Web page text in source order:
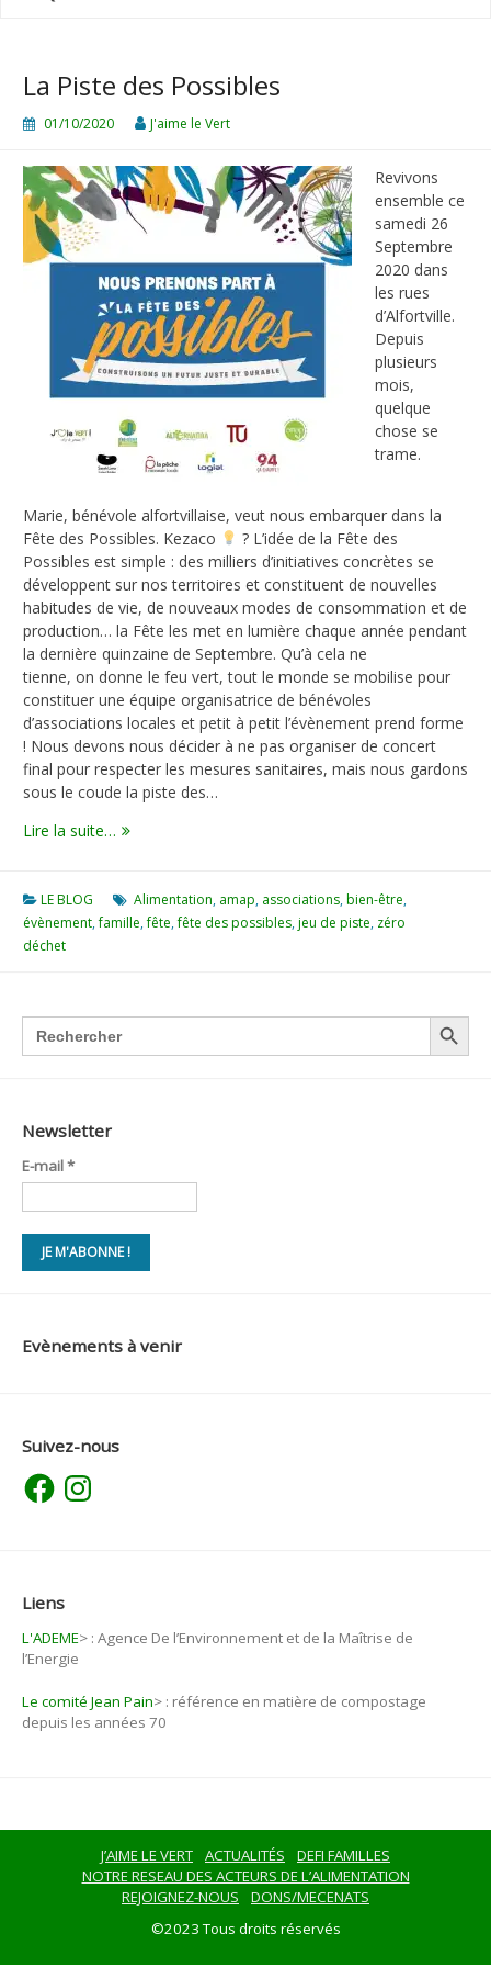
La Piste des Possibles
01/10/2020 J'aime le Vert
Revivons
ensemble ce
samedi 26
Septembre
2020 dans
les rues
d’Alfortville.
Depuis
plusieurs
mois,
quelque
chose se
trame.
Marie, bénévole alfortvillaise, veut nous embarquer dans la
Fête des Possibles. Kezaco
? L’idée de la Fête des
Possibles est simple : des milliers d’initiatives concrètes se
développent sur nos territoires et constituent de nouvelles
habitudes de vie, de nouveaux modes de consommation et de
production… la Fête les met en lumière chaque année pendant
la dernière quinzaine de Septembre. Qu’à cela ne
tienne, on donne le feu vert, tout le monde se mobilise pour
constituer une équipe organisatrice de bénévoles
d’associations locales et petit à petit l’évènement prend forme
! Nous devons nous décider à ne pas organiser de concert
final pour respecter les mesures sanitaires, mais nous gardons
sous le coude la piste des…
Lire la suite… La
Possibles
LE BLOG Alimentation, amap, associations,bien-être,
évènement,famille,fête,fête des possibles,jeu de piste, zéro
déchet
Search
for:
SEARCH BUTTON
Newsletter
E-mail*
Evènements à venir
Suivez-nous
FacebookInstagram
Liens
L'ADEME>: Agence De l’Environnement et de la Maîtrise de
l’Energie
Le comité Jean Pain>: référence en matière de compostage
depuis les années 70
J’AIME LE VERT ACTUALITÉS
DEFI FAMILLES
NOTRE RESEAU DES ACTEURS DE L’ALIMENTATION
REJOIGNEZ-NOUS
DONS/MECENATS
©2023 Tous droits réservés